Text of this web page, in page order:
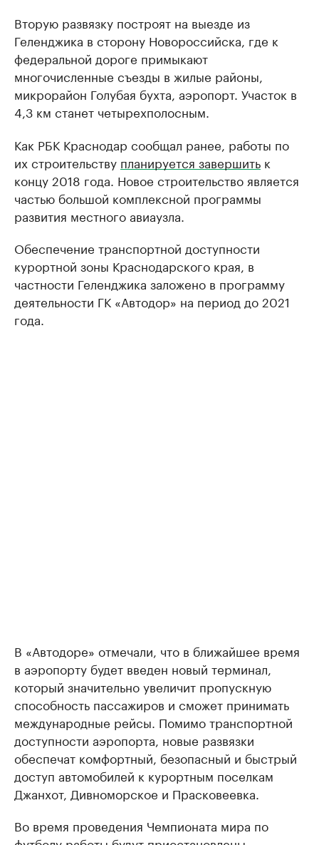
Вторую развязку построят на выезде из
Геленджика в сторону Новороссийска, где к
федеральной дороге примыкают
многочисленные съезды в жилые районы,
микрорайон Голубая бухта, аэропорт. Участок в
4,3 км станет четырехполосным.
Как РБК Краснодар сообщал ранее, работы по
их строительству планируется завершить к
концу 2018 года. Новое строительство является
частью большой комплексной программы
развития местного авиаузла.
Обеспечение транспортной доступности
курортной зоны Краснодарского края, в
частности Геленджика заложено в программу
деятельности ГК «Автодор» на период до 2021
года.
В «Автодоре» отмечали, что в ближайшее время
в аэропорту будет введен новый терминал,
который значительно увеличит пропускную
способность пассажиров и сможет принимать
международные рейсы. Помимо транспортной
доступности аэропорта, новые развязки
обеспечат комфортный, безопасный и быстрый
доступ автомобилей к курортным поселкам
Джанхот, Дивноморское и Прасковеевка.
Во время проведения Чемпионата мира по